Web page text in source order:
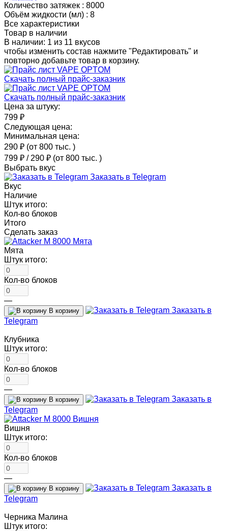
Количество затяжек : 8000
Объём жидкости (мл) : 8
Все характеристики
Товар в наличии
В наличии: 1 из 11 вкусов
чтобы изменить состав нажмите "Редактировать" и
повторно добавьте товар в корзину.
Скачать полный прайс-заказник
Скачать полный прайс-заказник
Цена за штуку:
799 ₽
Следующая цена:
Минимальная цена:
290 ₽ (от 800 тыс. )
799 ₽ / 290 ₽ (от 800 тыс. )
Выбрать вкус
Заказать в Telegram
Вкус
Наличие
Штук итого:
Кол-во блоков
Итого
Сделать заказ
Мята
Штук итого:
Кол-во блоков
—
В корзину
Заказать в
Telegram
Клубника
Штук итого:
Кол-во блоков
—
В корзину
Заказать в
Telegram
Вишня
Штук итого:
Кол-во блоков
—
В корзину
Заказать в
Telegram
Черника Малина
Штук итого: